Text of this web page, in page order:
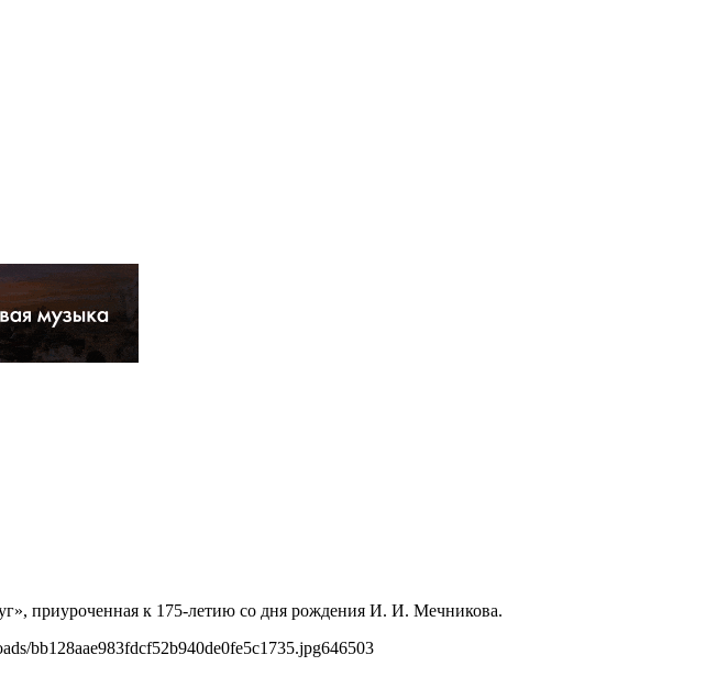
приуроченная к 175-летию со дня рождения И. И. Мечникова.
bb128aae983fdcf52b940de0fe5c1735.jpg646503